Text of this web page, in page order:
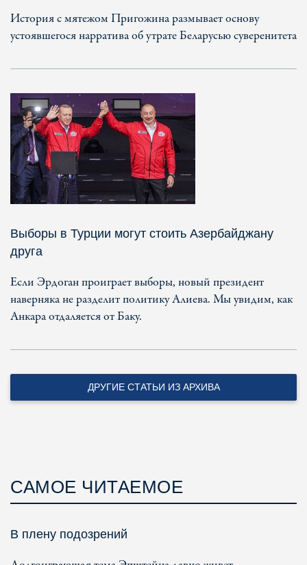
История с мятежом Пригожина размывает основу
устоявшегося нарратива об утрате Беларусью суверенитета
Выборы в Турции могут стоить Азербайджану
друга
Если Эрдоган проиграет выборы, новый президент
наверняка не разделит политику Алиева. Мы увидим, как
Анкара отдаляется от Баку.
ДРУГИЕ СТАТЬИ ИЗ АРХИВА
САМОЕ ЧИТАЕМОЕ
В плену подозрений